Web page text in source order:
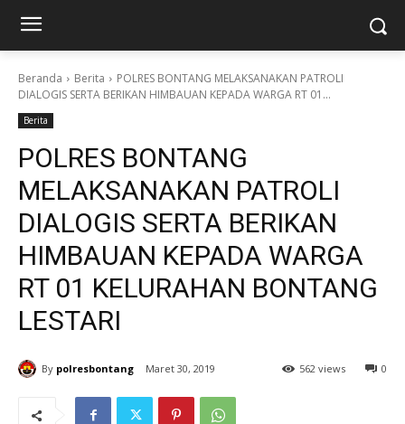
Beranda Berita
POLRES BONTANG MELAKSANAKAN PATROLI
DIALOGIS SERTA BERIKAN HIMBAUAN KEPADA WARGA RT 01...
Berita
POLRES BONTANG
MELAKSANAKAN PATROLI
DIALOGIS SERTA BERIKAN
HIMBAUAN KEPADA WARGA
RT 01 KELURAHAN BONTANG
LESTARI
By polresbontang Maret 30, 2019 0
562 views